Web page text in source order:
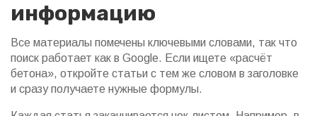
информацию
Все материалы помечены ключевыми словами, так что
поиск работает как в Google. Если ищете «расчёт
бетона», откройте статьи с тем же словом в заголовке
и сразу получаете нужные формулы.